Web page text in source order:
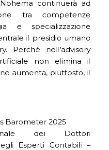
continuerà ad
tra competenze
e specializzazione
il presidio umano
Perché nell’advisory
non elimina il
aumenta, piuttosto, il
Barometer 2025
dei Dottori
Esperti Contabili –